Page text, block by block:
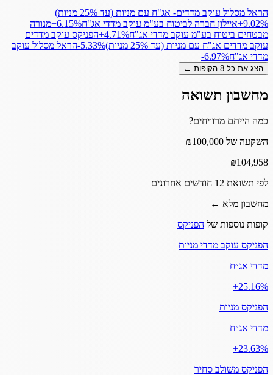
הראל מסלול עוקב מדדים- אג"ח עם מניות (עד 25% מניות)
+9.02%איילון חברה לביטוח בע"מ עוקב מדדי אג"ח‎+6.15%מנורה
מבטחים ביטוח בע"מ עוקב מדדי אג"ח‎+4.71%הפניקס עוקב מדדים
עוקב מדדים אג"ח עם מניות (עד 25% מניות)
‎-5.33%הראל מסלול עוקב
מדדי אג"ח‎-6.97%
הצג את כל 8 הקופות ←
מחשבון תשואה
כמה הייתם מרוויחים?
השקעה של ₪100,000
₪104,958
לפי תשואת 12 חודשים אחרונים
מחשבון מלא ←
קופות נוספות של הפניקס
הפניקס עוקב מדדי מניות
מדדי אג״ח
‎+25.16%
הפניקס מניות
מדדי אג״ח
‎+23.63%
הפניקס משולב סחיר